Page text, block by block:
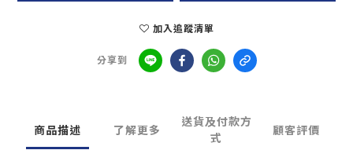
加入追蹤清單
分享到
商品描述 了解更多
送貨及付款方
式
顧客評價